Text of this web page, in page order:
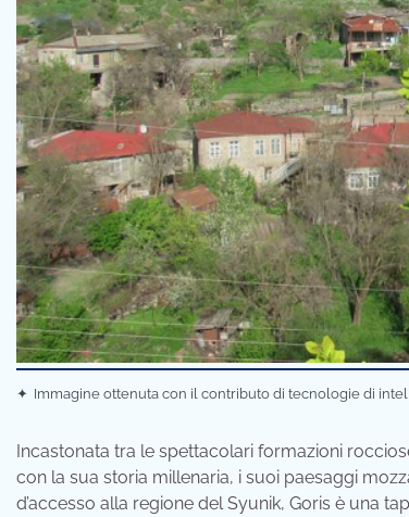
✦ Immagine ottenuta con il contributo di tecnologie di
Incastonata tra le spettacolari formazioni
con la sua storia millenaria, i suoi paesaggi
d’accesso alla regione del Syunik, Goris è una